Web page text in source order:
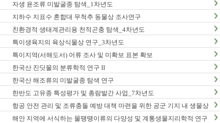
자생 윤조류 미발굴종 탐색_1차년도
지하수 지표수 혼합대 무척추 동물상 조사연구
친환경적 생태계관리용 천적곤충 탐색_4차년도
특이생육지의 육상식물상 연구_3차년도
특이지역(서해도서) 어류 조사 및 미확보 표본 확보
한국산 진딧물의 분류학적 연구 II
한국산 해조류의 미발굴종 탐색 연구
한반도 고유종 특성평가 및 총람발간 사업_7차년도
항공 안전 관리 및 조류충돌 예방 대책 마련을 위한 공군 기지 내 생물상
조사_1차년도
해안 지역에 서식하는 물땡땡이류의 다양성 및 계통생물지리학적 연구